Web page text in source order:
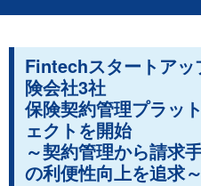
Fintechスタートア
険会社3社
保険契約管理プラッ
ェクトを開始
～契約管理から請求
の利便性向上を追求～